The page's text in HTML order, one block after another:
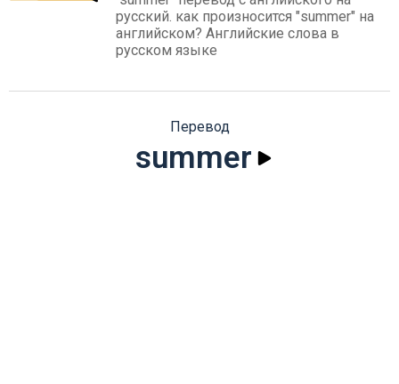
русский. как произносится "summer" на
английском? Английские слова в
русском языке
Перевод
summer